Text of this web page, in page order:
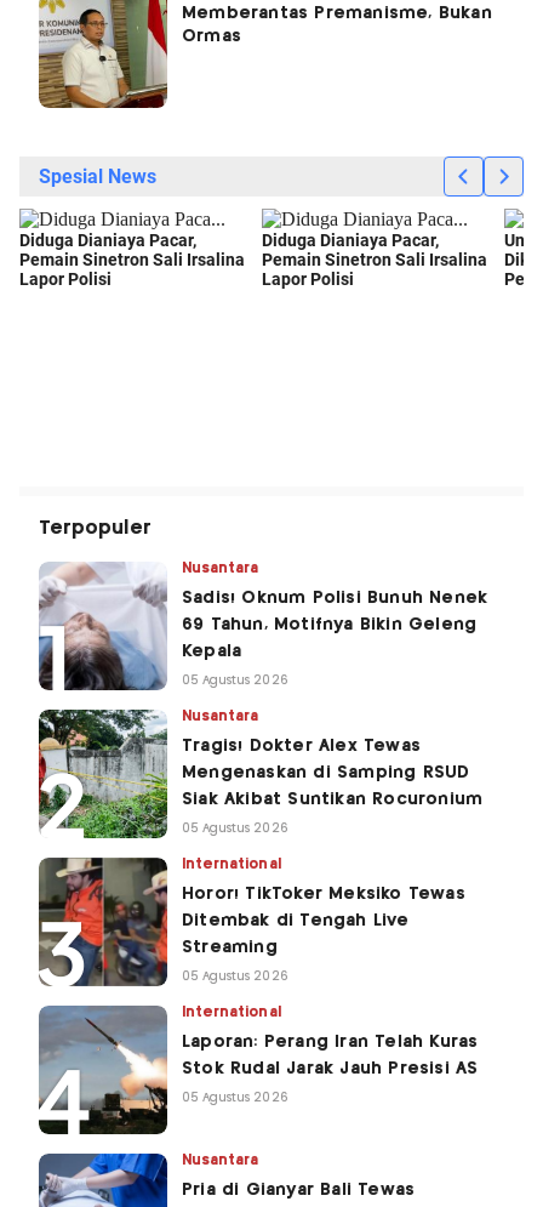
Memberantas Premanisme, Bukan
Ormas
Terpopuler
Nusantara
Sadis! Oknum Polisi Bunuh Nenek
69 Tahun, Motifnya Bikin Geleng
Kepala
05 Agustus 2026
Nusantara
Tragis! Dokter Alex Tewas
Mengenaskan di Samping RSUD
Siak Akibat Suntikan Rocuronium
05 Agustus 2026
International
Horor! TikToker Meksiko Tewas
Ditembak di Tengah Live
Streaming
05 Agustus 2026
International
Laporan: Perang Iran Telah Kuras
Stok Rudal Jarak Jauh Presisi AS
05 Agustus 2026
Nusantara
Pria di Gianyar Bali Tewas